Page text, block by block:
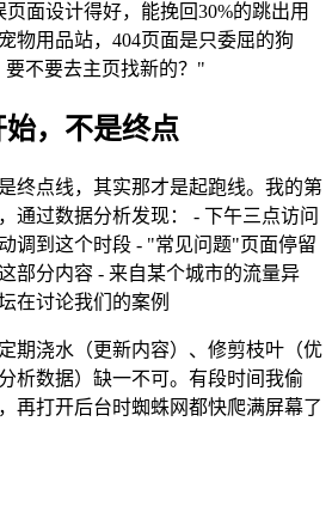
面设计得好，能挽回30%的跳出用
物用品站，404页面是只委屈的狗
不要去主页找新的？"
，不是终点
终点线，其实那才是起跑线。我的第
通过数据分析发现： - 下午三点访问
调到这个时段 - "常见问题"页面停留
部分内容 - 来自某个城市的流量异
在讨论我们的案例
期浇水（更新内容）、修剪枝叶（优
析数据）缺一不可。有段时间我偷
再打开后台时蜘蛛网都快爬满屏幕了